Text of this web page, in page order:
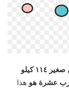
إذا كان وزن جمل کبیر ۲۳۰ کیلو جرام و وزن جمل صغير ١١٤ كيلو
عشرة هو هذا